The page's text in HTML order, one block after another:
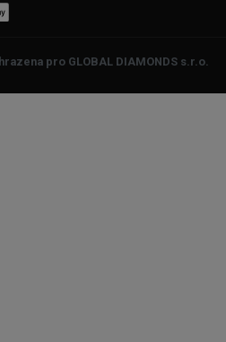
pro GLOBAL DIAMONDS s.r.o.